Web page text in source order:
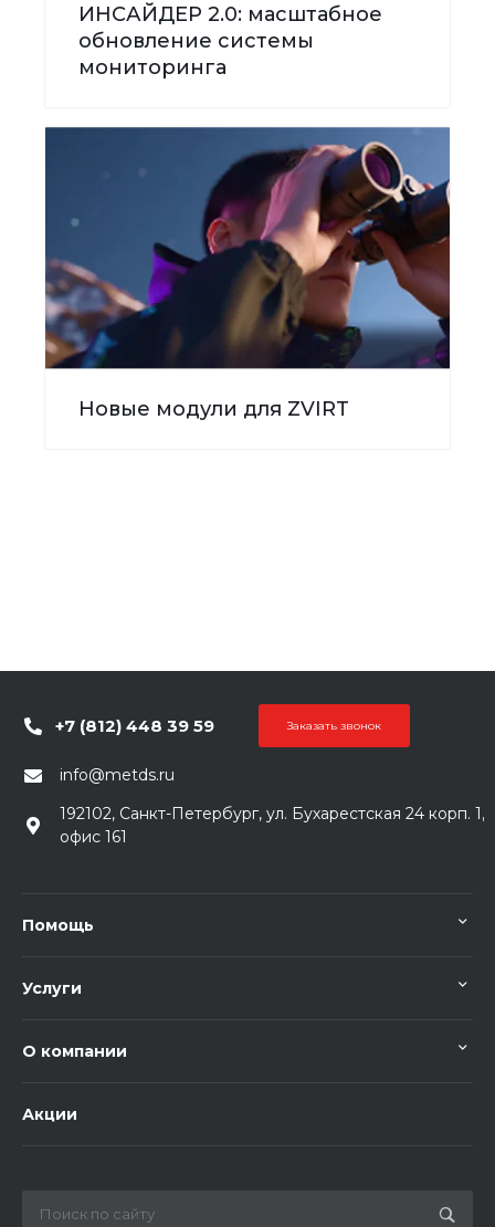
ИНСАЙДЕР 2.0: масштабное
обновление системы
мониторинга
Новые модули для ZVIRT
+7 (812) 448 39 59 Заказать звонок
info@metds.ru
192102, Санкт-Петербург, ул. Бухарестская 24 корп. 1,
офис 161
Помощь
Услуги
О компании
Акции